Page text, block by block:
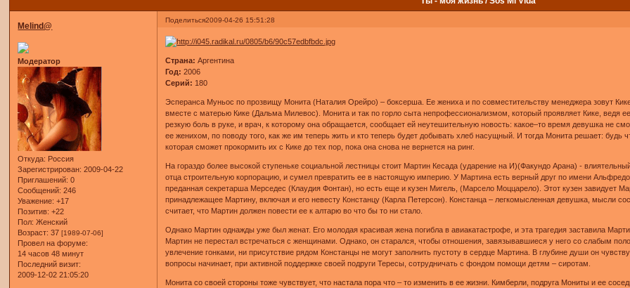
Поделиться2009-04-26 15:51:28
Melind@
Модератор
Откуда: Россия
Зарегистрирован: 2009-04-22
Приглашений: 0
Сообщений: 246
Уважение: +17
Позитив: +22
Пол: Женский
Возраст: 37[1989-07-06]
Провел на форуме:
14 часов 48 минут
Последний визит:
2009-12-02 21:05:20
Страна: Аргентина
Год: 2006
Серий: 180
Эсперанса Муньос по прозвищу Монита (Наталия Орейро) – боксерша. Ее жениха и по совместительству менеджера зовут
вместе с матерью Кике (Дальма Милевос). Монита и так по горло сыта непрофессионализмом, который проявляет Кике, ведя
резкую боль в руке, и врач, к которому она обращается, сообщает ей неутешительную новость: какое–то время девушка не
ее женихом, по поводу того, как же им теперь жить и кто теперь будет добывать хлеб насущный. И тогда Монита решает: будь
которая сможет прокормить их с Кике до тех пор, пока она снова не вернется на ринг.
На гораздо более высокой ступеньке социальной лестницы стоит Мартин Кесада (ударение на И)(Факундо Арана) -
отца строительную корпорацию, и сумел превратить ее в настоящую империю. У Мартина есть верный друг по имени
преданная секретарша Мерседес (Клаудия Фонтан), но есть еще и кузен Мигель, (Марсело Моццарело). Этот кузен завидует
принадлежащее Мартину, включая и его невесту Констанцу (Карла Петерсон). Констанца – легкомысленная девушка, мысли
считает, что Мартин должен повести ее к алтарю во что бы то ни стало.
Однако Мартин однажды уже был женат. Его молодая красивая жена погибла в авиакатастрофе, и эта трагедия заставила
Мартин не перестал встречаться с женщинами. Однако, он старался, чтобы отношения, завязывавшиеся у него со слабым
увлечение гонками, ни присутствие рядом Констанцы не могут заполнить пустоту в сердце Мартина. В глубине души он
вопросы начинает, при активной поддержке своей подруги Тересы, сотрудничать с фондом помощи детям – сиротам.
Монита со своей стороны тоже чувствует, что настала пора что – то изменить в ее жизни. Кимберли, подруга Мониты и ее